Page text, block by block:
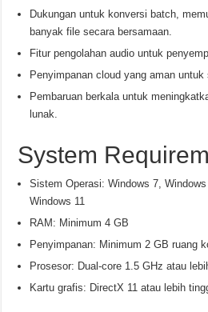
Dukungan untuk konversi batch,
banyak file secara bersamaan.
Fitur pengolahan audio untuk
Penyimpanan cloud yang aman
Pembaruan berkala untuk
lunak.
System
Sistem Operasi: Windows 7,
Windows 11
RAM: Minimum 4 GB
Penyimpanan: Minimum 2 GB ruang
Prosesor: Dual-core 1.5 GHz atau
Kartu grafis: DirectX 11 atau lebih